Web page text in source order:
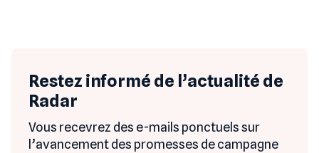
Restez informé de l’actualité de
Radar
Vous recevrez des e-mails ponctuels sur
l’avancement des promesses de campagne